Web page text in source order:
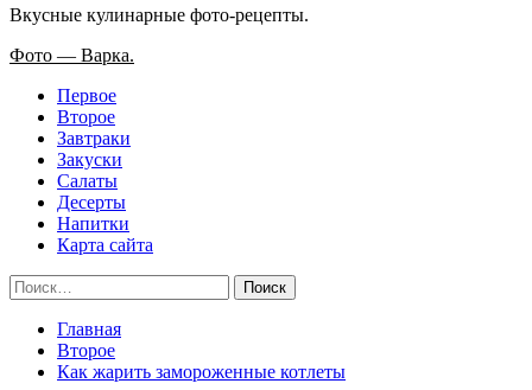
Вкусные кулинарные фото-рецепты.
Основное
Фото — Варка.
Первое
Второе
Завтраки
Закуски
Салаты
Десерты
Напитки
Карта сайта
Найти:
Главная
Второе
Как жарить замороженные котлеты